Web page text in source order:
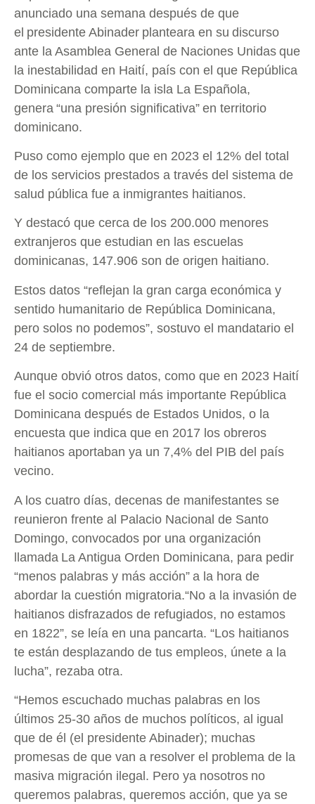
anunciado una semana después de que
el presidente Abinader planteara en su discurso
ante la Asamblea General de Naciones Unidas que
la inestabilidad en Haití, país con el que República
Dominicana comparte la isla La Española,
genera “una presión significativa” en territorio
dominicano.
Puso como ejemplo que en 2023 el 12% del total
de los servicios prestados a través del sistema de
salud pública fue a inmigrantes haitianos.
Y destacó que cerca de los 200.000 menores
extranjeros que estudian en las escuelas
dominicanas, 147.906 son de origen haitiano.
Estos datos “reflejan la gran carga económica y
sentido humanitario de República Dominicana,
pero solos no podemos”, sostuvo el mandatario el
24 de septiembre.
Aunque obvió otros datos, como que en 2023 Haití
fue el socio comercial más importante República
Dominicana después de Estados Unidos, o la
encuesta que indica que en 2017 los obreros
haitianos aportaban ya un 7,4% del PIB del país
vecino.
A los cuatro días, decenas de manifestantes se
reunieron frente al Palacio Nacional de Santo
Domingo, convocados por una organización
llamada La Antigua Orden Dominicana, para pedir
“menos palabras y más acción” a la hora de
abordar la cuestión migratoria.“No a la invasión de
haitianos disfrazados de refugiados, no estamos
en 1822”, se leía en una pancarta. “Los haitianos
te están desplazando de tus empleos, únete a la
lucha”, rezaba otra.
“Hemos escuchado muchas palabras en los
últimos 25-30 años de muchos políticos, al igual
que de él (el presidente Abinader); muchas
promesas de que van a resolver el problema de la
masiva migración ilegal. Pero ya nosotros no
queremos palabras, queremos acción, que ya se